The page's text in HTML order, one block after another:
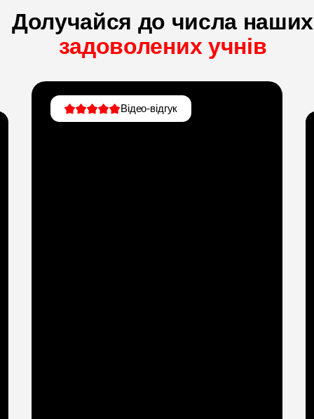
Долучайся до числа наших
задоволених учнів
Відео-відгук